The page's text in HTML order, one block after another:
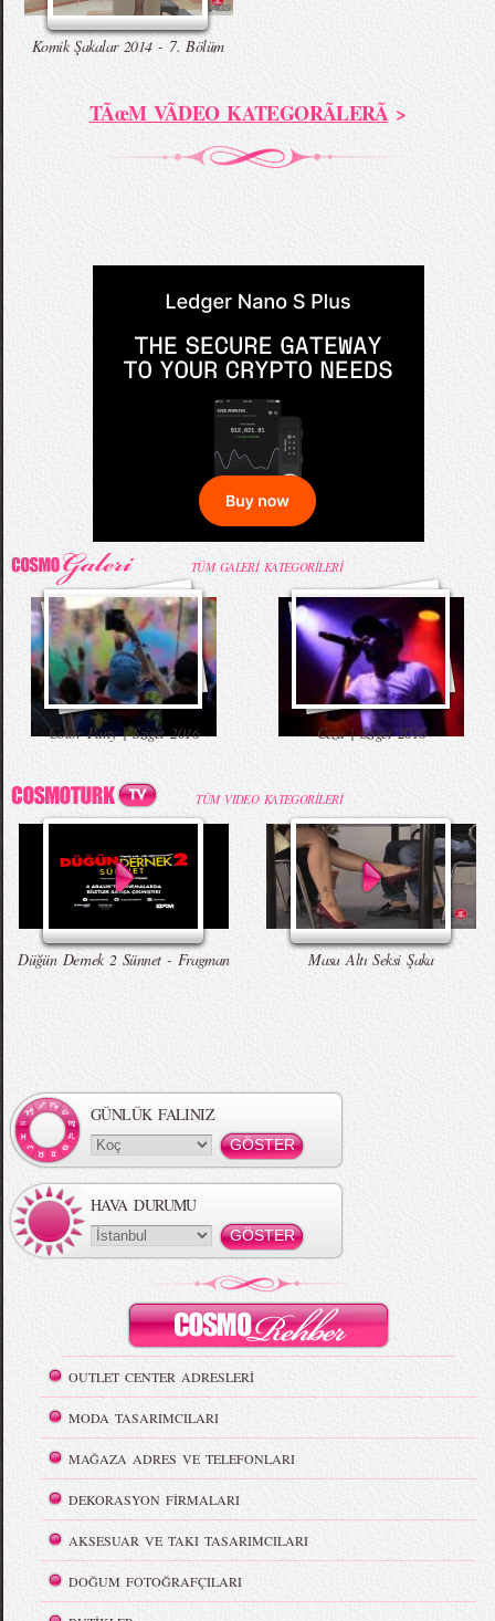
Komik Şakalar 2014 - 7. Bölüm
TÃœM VÃDEO KATEGORÃLERÃ>
TÜM GALERİ KATEGORİLERİ
Color Party | Sziget 2016 Ceza | Sziget 2016
TÜM VIDEO KATEGORİLERİ
Düğün Dernek 2 Sünnet - Fragman Masa Altı Seksi Şaka
GÜNLÜK FALINIZ
HAVA DURUMU
OUTLET CENTER ADRESLERİ
MODA TASARIMCILARI
MAĞAZA ADRES VE TELEFONLARI
DEKORASYON FİRMALARI
AKSESUAR VE TAKI TASARIMCILARI
DOĞUM FOTOĞRAFÇILARI